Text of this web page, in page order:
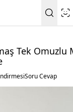
Tek Omuzlu
Soru Cevap